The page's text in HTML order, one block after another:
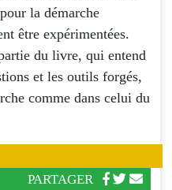
la démarche
être expérimentées.
du livre, qui entend
et les outils forgés,
comme dans celui du
PARTAGER